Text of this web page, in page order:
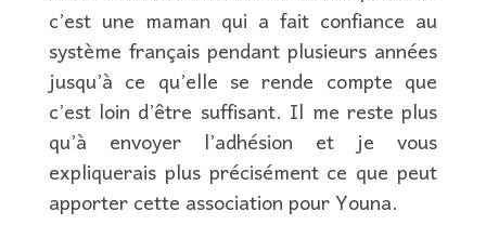
c’est une maman qui a fait confiance au
système français pendant plusieurs années
jusqu’à ce qu’elle se rende compte que
c’est loin d’être suffisant. Il me reste plus
qu’à envoyer l’adhésion et je vous
expliquerais plus précisément ce que peut
apporter cette association pour Youna.